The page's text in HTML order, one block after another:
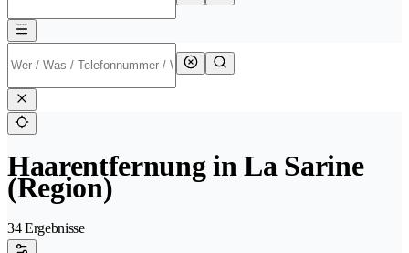
Haarentfernung in La Sarine
(Region)
34 Ergebnisse